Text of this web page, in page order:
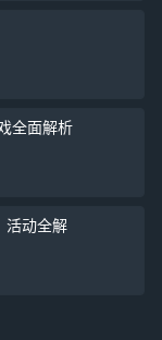
全面解析
活动全解